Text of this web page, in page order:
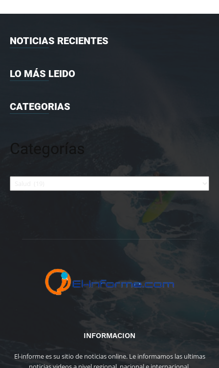
NOTICIAS RECIENTES
LO MÁS LEIDO
CATEGORIAS
Categorías
Categorías
INFORMACION
El-informe es su sitio de noticias online. Le informamos las ultimas